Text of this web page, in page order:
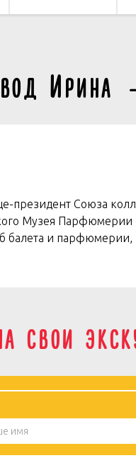
Ирина
президент Союза
Музея
балета и парфюмерии,
свои